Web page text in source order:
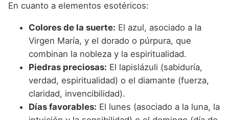
En cuanto a elementos esotéricos:
Colores de la suerte: El azul, asociado a la
Virgen María, y el dorado o púrpura, que
combinan la nobleza y la espiritualidad.
Piedras preciosas: El lapislázuli (sabiduría,
verdad, espiritualidad) o el diamante (fuerza,
claridad, invencibilidad).
Días favorables: El lunes (asociado a la luna, la